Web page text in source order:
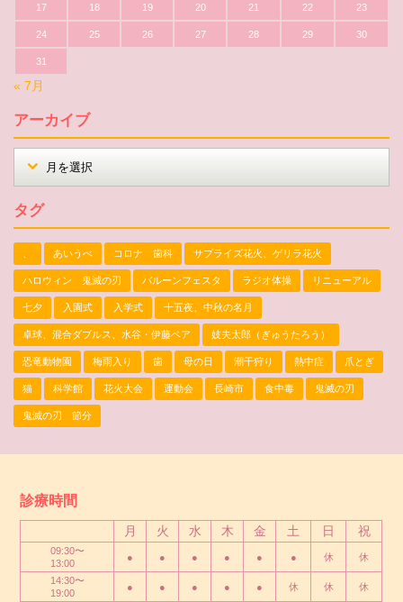
17 18 19 20 21 22 23
24 25 26 27 28 29 30
31
« 7月
アーカイブ
タグ
あいうべ コロナ 歯科 サプライズ花火、ゲリラ花火
ハロウィン 鬼滅の刃 バルーンフェスタ ラジオ体操 リニューアル
七夕 入園式 入学式 十五夜、中秋の名月
卓球、混合ダブルス、水谷・伊藤ペア 妓夫太郎（ぎゅうたろう）
恐竜動物園 梅雨入り 歯 母の日 潮干狩り 熱中症 爪とぎ
猫 科学館 花火大会 運動会 長崎市 食中毒 鬼滅の刃
鬼滅の刃 節分
診療時間
月 火 水 木 金 土 日 祝
09:30〜
13:00
● ● ● ● ● ● 休 休
14:30〜
19:00
● ● ● ● ● 休 休 休